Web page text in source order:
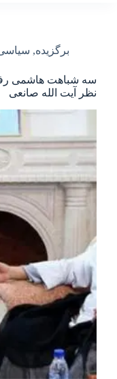
برگزیده,
سه شباهت هاشمی
نظر آیت الله صانعی